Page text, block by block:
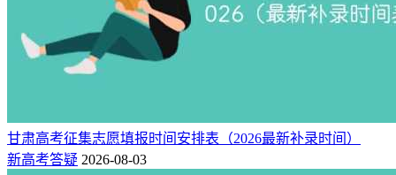
甘肃高考征集志愿填报时间安排表（2026最新补录时间）
新高考答疑 2026-08-03